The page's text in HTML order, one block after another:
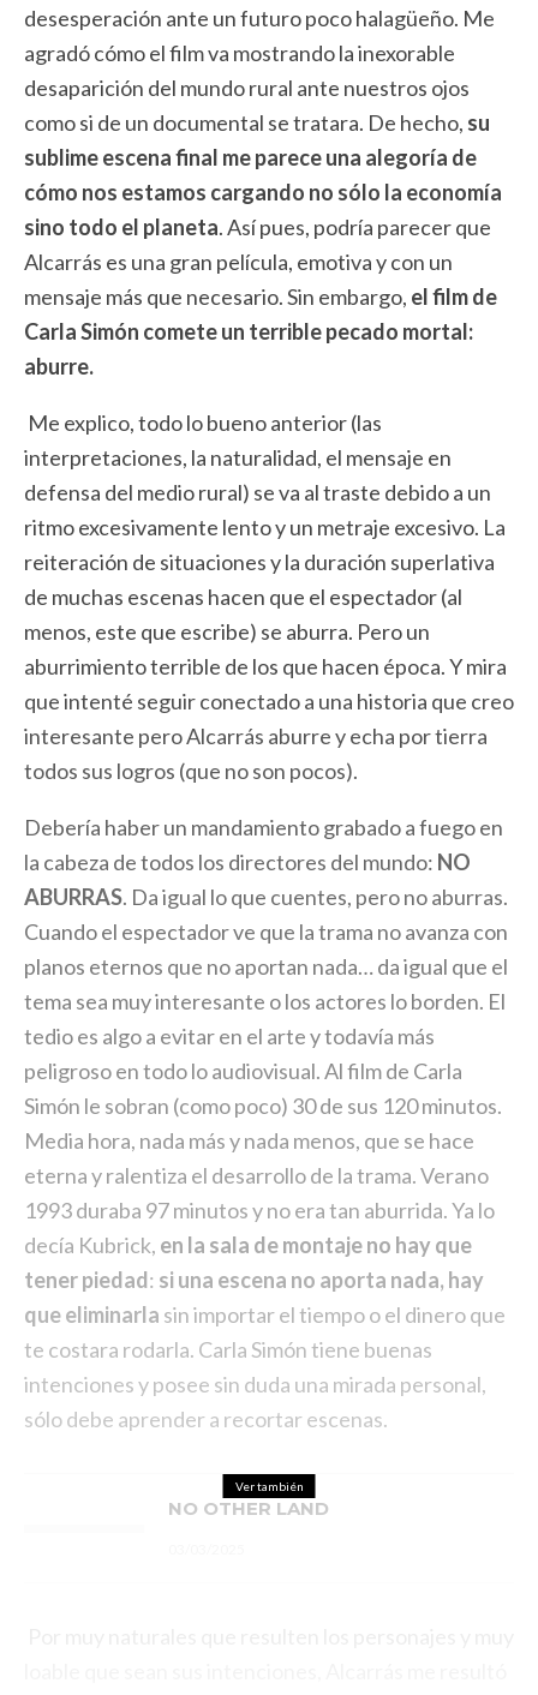
desesperación ante un futuro poco halagüeño. Me
agradó cómo el film va mostrando la inexorable
desaparición del mundo rural ante nuestros ojos
como si de un documental se tratara. De hecho, su
sublime escena final me parece una alegoría de
cómo nos estamos cargando no sólo la economía
sino todo el planeta. Así pues, podría parecer que
Alcarrás es una gran película, emotiva y con un
mensaje más que necesario. Sin embargo, el film de
Carla Simón comete un terrible pecado mortal:
aburre.
Me explico, todo lo bueno anterior (las
interpretaciones, la naturalidad, el mensaje en
defensa del medio rural) se va al traste debido a un
ritmo excesivamente lento y un metraje excesivo. La
reiteración de situaciones y la duración superlativa
de muchas escenas hacen que el espectador (al
menos, este que escribe) se aburra. Pero un
aburrimiento terrible de los que hacen época. Y mira
que intenté seguir conectado a una historia que creo
interesante pero Alcarrás aburre y echa por tierra
todos sus logros (que no son pocos).
Debería haber un mandamiento grabado a fuego en
la cabeza de todos los directores del mundo: NO
ABURRAS. Da igual lo que cuentes, pero no aburras.
Cuando el espectador ve que la trama no avanza con
planos eternos que no aportan nada… da igual que el
tema sea muy interesante o los actores lo borden. El
tedio es algo a evitar en el arte y todavía más
peligroso en todo lo audiovisual. Al film de Carla
Simón le sobran (como poco) 30 de sus 120 minutos.
Media hora, nada más y nada menos, que se hace
eterna y ralentiza el desarrollo de la trama. Verano
1993 duraba 97 minutos y no era tan aburrida. Ya lo
decía Kubrick, en la sala de montaje no hay que
tener piedad: si una escena no aporta nada, hay
que eliminarla sin importar el tiempo o el dinero que
te costara rodarla. Carla Simón tiene buenas
intenciones y posee sin duda una mirada personal,
sólo debe aprender a recortar escenas.
Ver también
NO OTHER LAND